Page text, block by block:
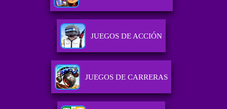
JUEGOS DE ACCIÓN
JUEGOS DE CARRERAS